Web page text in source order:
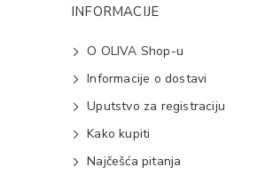
INFORMACIJE
O OLIVA Shop-u
Informacije o dostavi
Uputstvo za registraciju
Kako kupiti
Najčešća pitanja